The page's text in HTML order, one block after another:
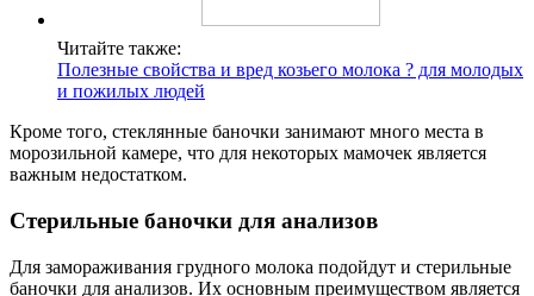
Читайте также:
Полезные свойства и вред козьего молока ? для молодых
и пожилых людей
Кроме того, стеклянные баночки занимают много места в
морозильной камере, что для некоторых мамочек является
важным недостатком.
Стерильные баночки для анализов
Для замораживания грудного молока подойдут и стерильные
баночки для анализов. Их основным преимуществом является